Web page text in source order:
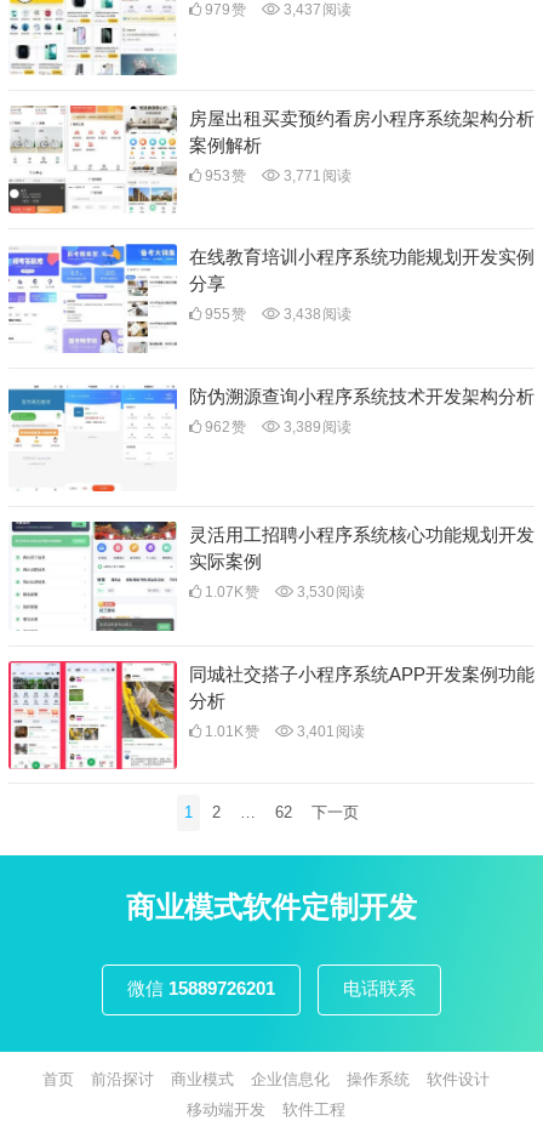
979赞 3,437 阅读
房屋出租买卖预约看房小程序系统架构分析
案例解析
953赞 3,771 阅读
在线教育培训小程序系统功能规划开发实例
分享
955赞 3,438 阅读
防伪溯源查询小程序系统技术开发架构分析
962赞 3,389 阅读
灵活用工招聘小程序系统核心功能规划开发
实际案例
1.07K赞 3,530 阅读
同城社交搭子小程序系统APP开发案例功能
分析
1.01K赞 3,401 阅读
分
1 2 62 下一页
商业模式软件定制开发
微信 15889726201 电话联系
首页 前沿探讨 商业模式 企业信息化 操作系统
软件设计
移动端开发
软件工程